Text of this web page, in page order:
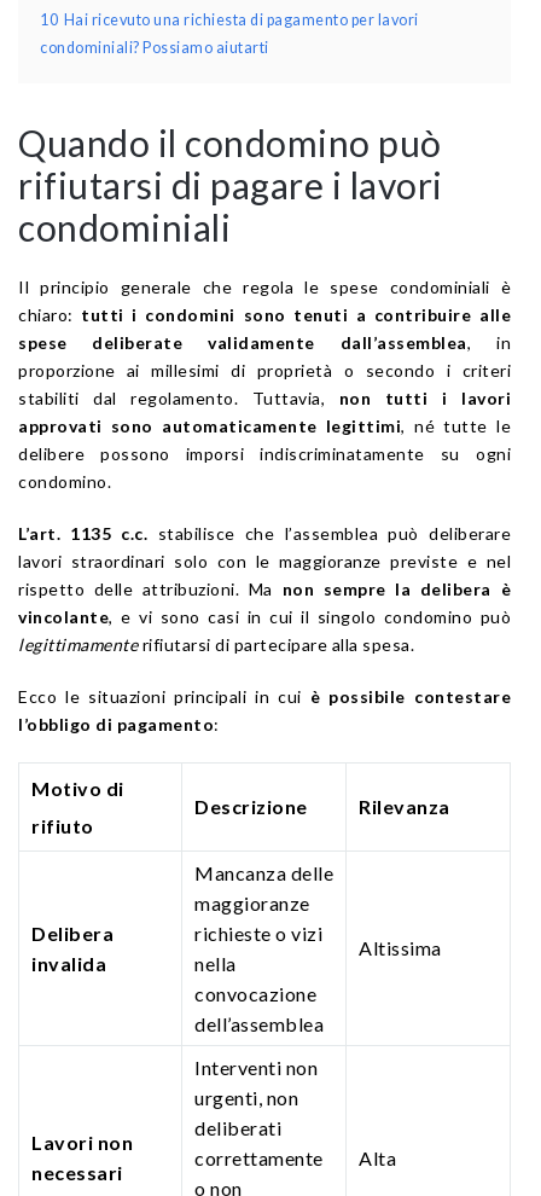
10 Hai ricevuto una richiesta di pagamento per lavori
condominiali? Possiamo aiutarti
Quando il condomino può
rifiutarsi di pagare i lavori
condominiali
Il principio generale che regola le spese condominiali è
chiaro: tutti i condomini sono tenuti a contribuire alle
spese deliberate validamente dall’assemblea, in
proporzione ai millesimi di proprietà o secondo i criteri
stabiliti dal regolamento. Tuttavia, non tutti i lavori
approvati sono automaticamente legittimi, né tutte le
delibere possono imporsi indiscriminatamente su ogni
condomino.
L’art. 1135 c.c. stabilisce che l’assemblea può deliberare
lavori straordinari solo con le maggioranze previste e nel
rispetto delle attribuzioni. Ma non sempre la delibera è
vincolante, e vi sono casi in cui il singolo condomino può
legittimamenterifiutarsi di partecipare alla spesa.
Ecco le situazioni principali in cui è possibile contestare
l’obbligo di pagamento:
Motivo di
rifiuto
Descrizione Rilevanza
Delibera
invalida
Mancanza delle
maggioranze
richieste o vizi
nella
convocazione
dell’assemblea
Altissima
Lavori non
necessari
Interventi non
urgenti, non
deliberati
correttamente
o non
Alta